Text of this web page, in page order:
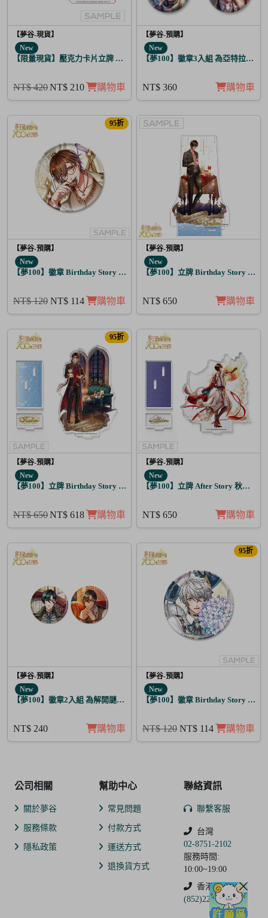
【夢谷-現貨】
New
【限量現貨】壓克力卡片立牌 傳遞心意的新春 芥川龍之介
NT$ 420NT$ 210 購物車
【夢谷-預購】
New
【夢100】徽章3入組 為亞特拉斯的
NT$ 360 購物車
95折
【夢谷-預購】
New
【夢100】徽章 Birthday Story 利卡 日覺
NT$ 120 NT$ 114 購物車
【夢谷-預購】
New
【夢100】立牌 Birthday Story 尤里
NT$ 650 購物車
95折
【夢谷-預購】
New
【夢100】立牌 Birthday Story 路貝爾 月覺
NT$ 650NT$ 618 購物車
【夢谷-預購】
New
【夢100】立牌 After Story 秋人 日覺
NT$ 650 購物車
【夢谷-預購】
New
【夢100】徽章2入組 為解開謎題的妳施加愛的魔法 堤歐朵爾
NT$ 240 購物車
95折
【夢谷-預購】
New
【夢100】徽章 Birthday Story 亞當
NT$ 120 NT$ 114 購物車
公司相關
關於夢谷
服務條款
隱私政策
幫助中心
常見問題
付款方式
運送方式
退換貨方式
聯絡資訊
聯繫客服
台灣
02-8751-2102
服務時間:
10:00~19:00
香港
(852)2250-9311